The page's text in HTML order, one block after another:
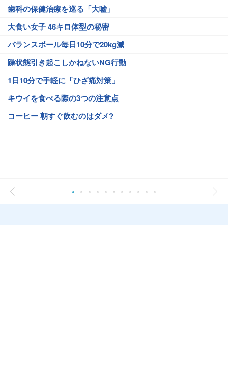
歯科の保健治療を巡る「大嘘」
大食い女子 46キロ体型の秘密
バランスボール毎日10分で20kg減
躁状態引き起こしかねないNG行動
1日10分で手軽に「ひざ痛対策」
キウイを食べる際の3つの注意点
コーヒー 朝すぐ飲むのはダメ?